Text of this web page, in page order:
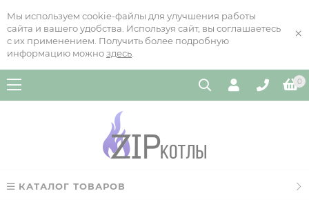
Мы используем cookie-файлы для улучшения работы
сайта и вашего удобства. Используя сайт, вы соглашаетесь
с их применением. Получить более подробную
информацию можно здесь
×
0
КАТАЛОГ ТОВАРОВ